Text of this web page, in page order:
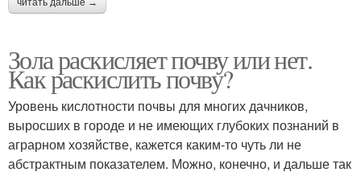
Зола раскисляет почву или нет.
Как раскислить почву?
Уровень кислотности почвы для многих дачников,
выросших в городе и не имеющих глубоких познаний в
аграрном хозяйстве, кажется каким-то чуть ли не
абстрактным показателем. Можно, конечно, и дальше так